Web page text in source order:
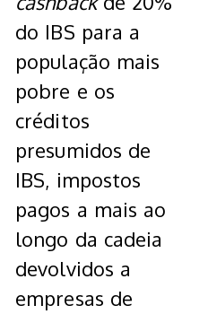
do IBS para a
população mais
pobre e os
créditos
presumidos de
IBS, impostos
pagos a mais ao
longo da cadeia
devolvidos a
empresas de